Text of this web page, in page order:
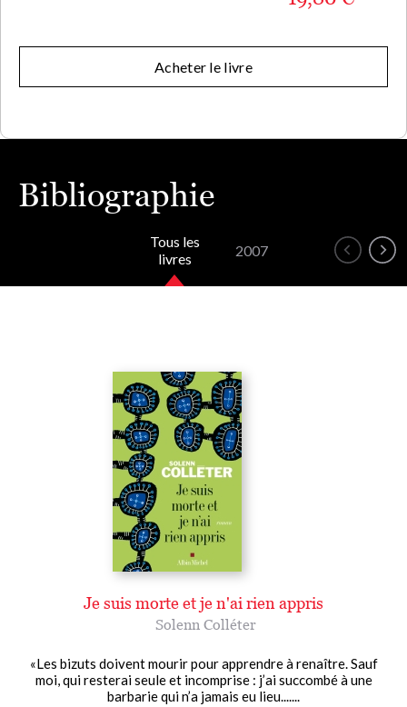
Acheter le livre
Bibliographie
Tous les
livres
2007
Je suis morte et je n'ai rien appris
Solenn Colléter
«Les bizuts doivent mourir pour apprendre à renaître. Sauf
moi, qui resterai seule et incomprise : j’ai succombé à une
barbarie qui n’a jamais eu lieu.......